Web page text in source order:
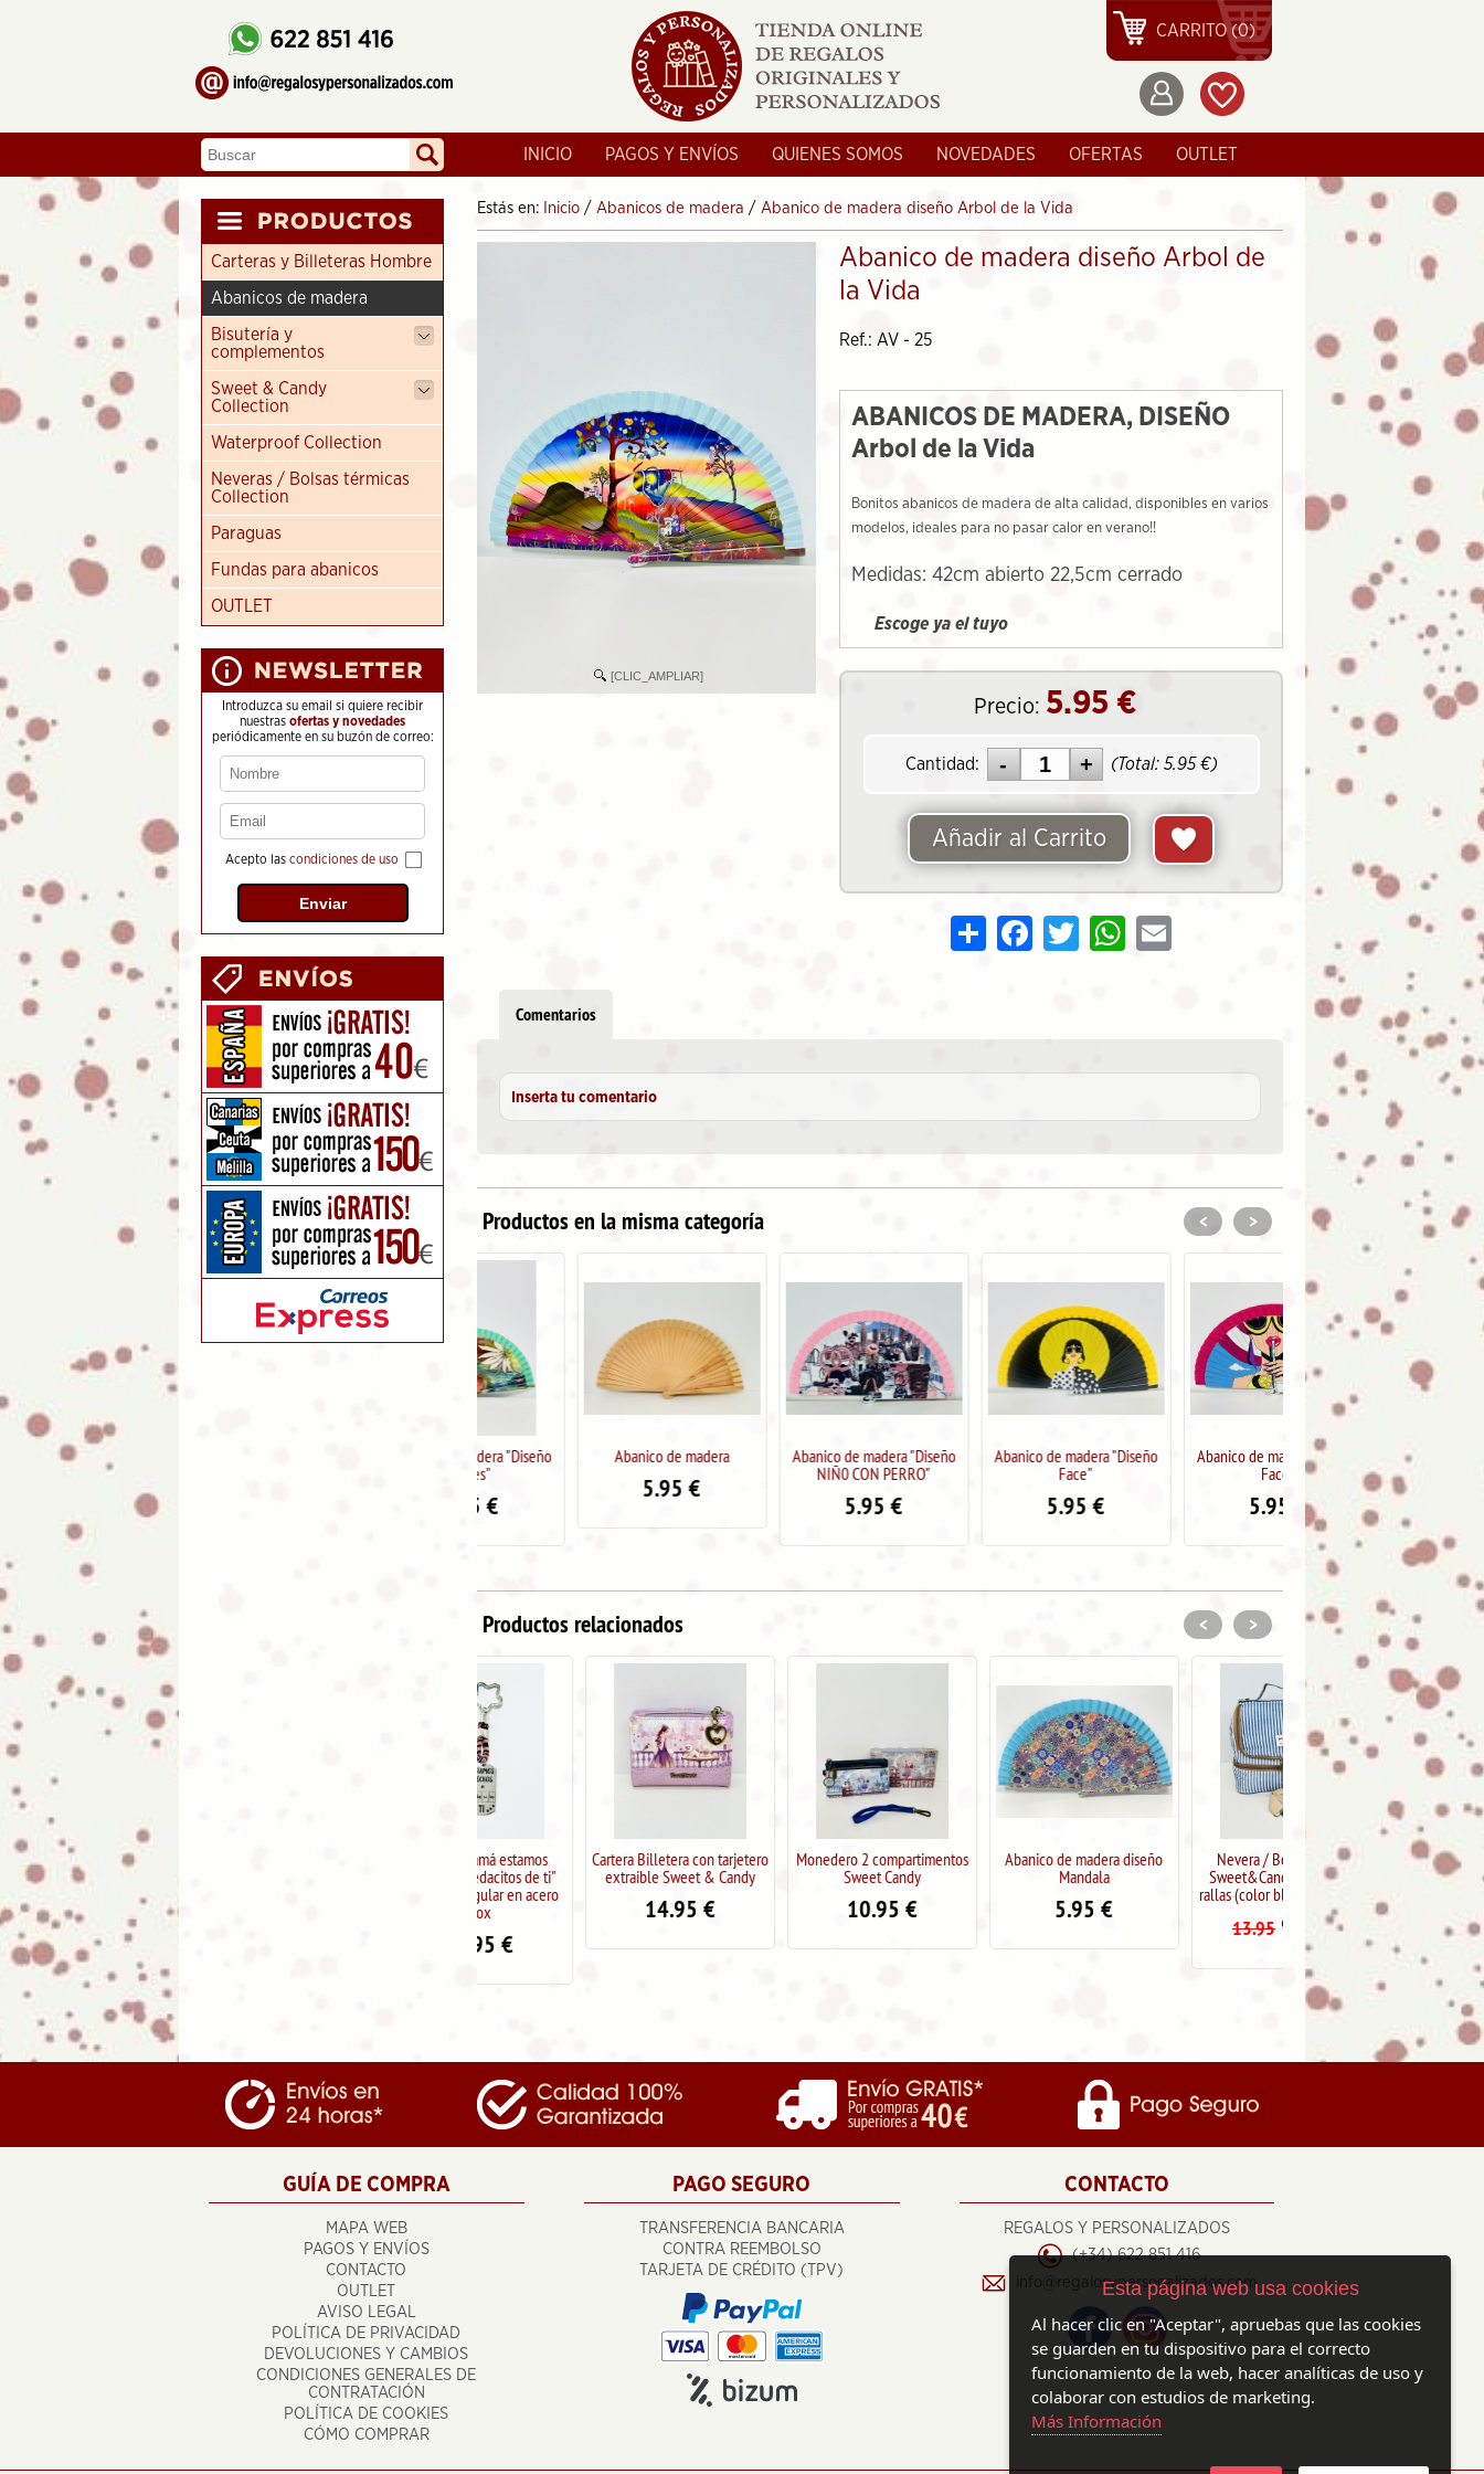
CARRITO (0)
INICIO PAGOS Y ENVÍOS QUIENES SOMOS NOVEDADES OFERTAS OUTLET
Carteras y Billeteras Hombre
Abanicos de madera
Bisutería y
complementos
Sweet & Candy
Collection
Waterproof Collection
Neveras / Bolsas térmicas
Collection
Paraguas
Fundas para abanicos
OUTLET
Introduzca su email si quiere recibir
nuestras ofertas y novedades
periódicamente en su buzón de correo:
Acepto las condiciones de uso
Estás en: Inicio / Abanicos de madera / Abanico de madera diseño Arbol de la Vida
[CLIC_AMPLIAR]
Abanico de madera diseño Arbol de
la Vida
Ref.: AV - 25
ABANICOS DE MADERA, DISEÑO
Arbol de la Vida
Bonitos abanicos de madera de alta calidad, disponibles en varios
modelos, ideales para no pasar calor en verano!!
Medidas: 42cm abierto 22,5cm cerrado
Escoge ya el tuyo
Precio: 5.95 €
Cantidad: (Total: 5.95€)
Añadir al Carrito
Share FacebookTwitter WhatsApp
Comentarios
Inserta tu comentario
Productos en la misma categoría
Abanico de madera
Abanico de madera "Diseño
NIÑ0 CON PERRO"
Abanico de madera "Diseño
Abanico de madera "Diseño
Abanico de madera "Diseño
Summer"
5.95€
< >
Productos relacionados
Cartera Billetera con tarjetero
extraible Sweet & Candy
14.95
Monedero 2 compartimentos
Sweet Candy
Abanico de madera diseño
Nevera / Bolsa Térmica
Sweet&Candy estampado
rallas (color blanco y marino)
€
Colgante antelina con letra
11.95 5.95
< >
GUÍA DE COMPRA
MAPA WEB
PAGOS Y ENVÍOS
CONTACTO
OUTLET
AVISO LEGAL
POLÍTICA DE PRIVACIDAD
DEVOLUCIONES Y CAMBIOS
CONDICIONES GENERALES DE
CONTRATACIÓN
POLÍTICA DE COOKIES
CÓMO COMPRAR
PAGO SEGURO
TRANSFERENCIA BANCARIA
CONTRA REEMBOLSO
TARJETA DE CRÉDITO (TPV)
CONTACTO
REGALOS Y PERSONALIZADOS
(+34) 622 851 416
info@regalosypersonalizados.com
Esta página web usa cookies
Al hacer clic en "Aceptar", apruebas que las cookies
se guarden en tu dispositivo para el correcto
funcionamiento de la web, hacer analíticas de uso y
colaborar con estudios de marketing.
Más Información